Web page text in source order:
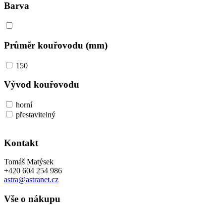
Barva
Průměr kouřovodu (mm)
150
Vývod kouřovodu
horní
přestavitelný
Kontakt
Tomáš Matýsek
+420 604 254 986
astra@astranet.cz
Vše o nákupu